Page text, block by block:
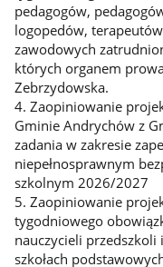
pedagogów,
logopedów,
zawodowych
których organem
Zebrzydowska.
4. Zaopiniowanie
Gminie Andrychów z
zadania w zakresie
niepełnosprawnym
szkolnym 2026/2027
5. Zaopiniowanie
tygodniowego
nauczycieli przedszkoli
szkołach